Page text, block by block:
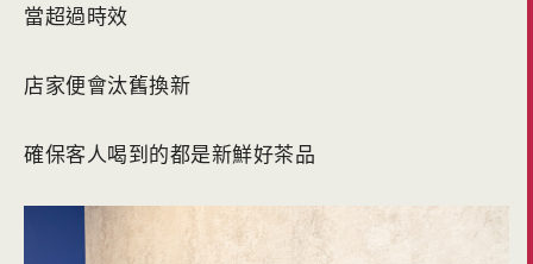
當超過時效
店家便會汰舊換新
確保客人喝到的都是新鮮好茶品